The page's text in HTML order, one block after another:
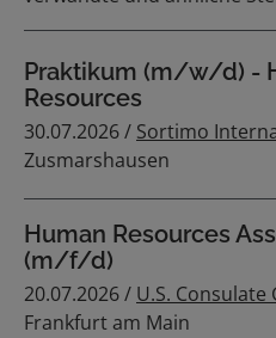
Praktikum (m/w/d) -
Resources
30.07.2026 / Sortimo
Zusmarshausen
Human Resources
(m/f/d)
20.07.2026 / U.S.
Frankfurt am Main